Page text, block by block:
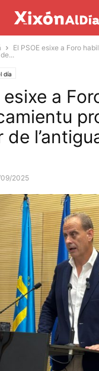
El PSOE esixe a Foro
día
esixe a
de
09/2025